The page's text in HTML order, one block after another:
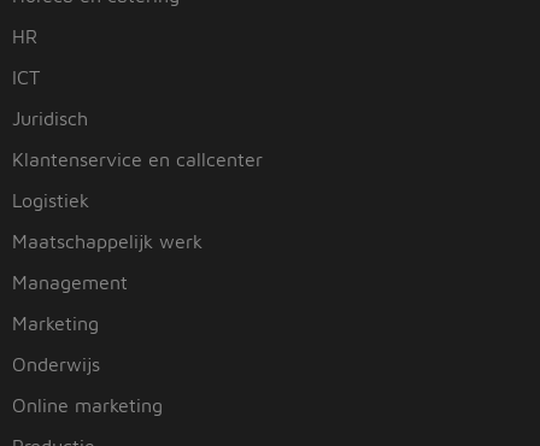
HR
ICT
Juridisch
Klantenservice en callcenter
Logistiek
Maatschappelijk werk
Management
Marketing
Onderwijs
Online marketing